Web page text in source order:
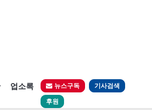
업소록 뉴스구독 기사검색
후원